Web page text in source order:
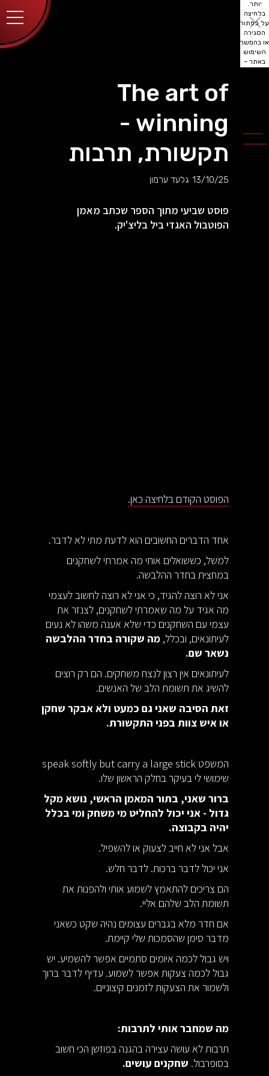
יותר.
בלחיצה
על כפתור
הסגירה
או בהמשך
השימוש
באתר –
The art of
winning -
תקשורת, תרבות
13/10/25 גלעד ערמון
פוסט שביעי מתוך הספר שכתב מאמן
הפוטבול האגדי ביל בליצ'יק.
הפוסט הקודם בלחיצה כאן.
אחד הדברים החשובים הוא לדעת מתי לא לדבר.
למשל, כששואלים אותי מה אמרתי לשחקנים
במחצית בחדר ההלבשה.
אני לא רוצה להגיד, כי אני לא רוצה לחשוב לעצמי
מה אגיד על מה שאמרתי לשחקנים, לצנזר את
עצמי עם השחקנים כדי שלא אענה משהו לא נעים
לעיתונאים, ובכלל,מה שקורה בחדר ההלבשה
נשאר שם.
לעיתונאים אין רצון לנצח משחקים. הם רק רוצים
להשיג את תשומת הלב של האנשים.
זאת הסיבה שאני גם כמעט ולא אבקר שחקן
או איש צוות בפני התקשורת.
המשפט speak softly but carry a large stick
שימושי לי בעיקר בחלק הראשון שלו.
ברור שאני, בתור המאמן הראשי, נושא מקל
גדול - אני יכול להחליט מי משחק ומי בכלל
יהיה בקבוצה.
אבל אני לא חייב לצעוק או להשפיל.
אני יכול לדבר ברכות. לדבר חלש.
הם צריכים להתאמץ לשמוע אותי ולהפנות את
תשומת הלב שלהם אליי.
אם חדר מלא בגברים עצומים נהיה שקט כשאני
מדבר סימן שהסמכות שלי קיימת.
ויש גבול לכמה איומים סתמיים אפשר להשמיע. יש
גבול לכמה צעקות אפשר לשמוע. עדיף לדבר ברוך
ולשמור את הצעקות לזמנים קיצוניים.
מה שמחבר אותי לתרבות:
תרבות לא עושה עצירה בהגנה בפוזשן הכי חשוב
בסופרבול. שחקנים עושים.